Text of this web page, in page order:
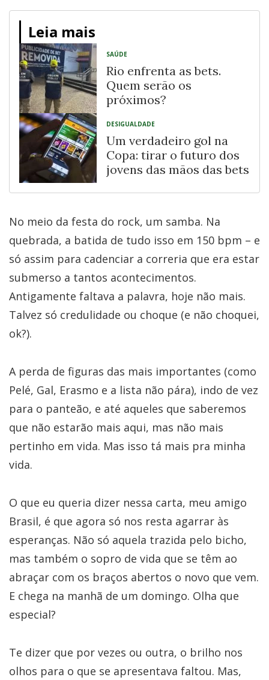
Leia mais
SAÚDE
Rio enfrenta as bets.
Quem serão os
próximos?
DESIGUALDADE
Um verdadeiro gol na
Copa: tirar o futuro dos
jovens das mãos das bets
No meio da festa do rock, um samba. Na
quebrada, a batida de tudo isso em 150 bpm – e
só assim para cadenciar a correria que era estar
submerso a tantos acontecimentos.
Antigamente faltava a palavra, hoje não mais.
Talvez só credulidade ou choque (e não choquei,
ok?).
A perda de figuras das mais importantes (como
Pelé, Gal, Erasmo e a lista não pára), indo de vez
para o panteão, e até aqueles que saberemos
que não estarão mais aqui, mas não mais
pertinho em vida. Mas isso tá mais pra minha
vida.
O que eu queria dizer nessa carta, meu amigo
Brasil, é que agora só nos resta agarrar às
esperanças. Não só aquela trazida pelo bicho,
mas também o sopro de vida que se têm ao
abraçar com os braços abertos o novo que vem.
E chega na manhã de um domingo. Olha que
especial?
Te dizer que por vezes ou outra, o brilho nos
olhos para o que se apresentava faltou. Mas,